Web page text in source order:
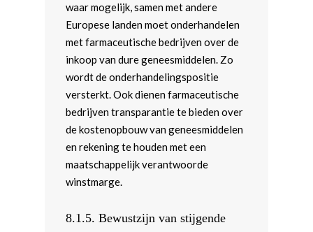
waar mogelijk, samen met andere
Europese landen moet onderhandelen
met farmaceutische bedrijven over de
inkoop van dure geneesmiddelen. Zo
wordt de onderhandelingspositie
versterkt. Ook dienen farmaceutische
bedrijven transparantie te bieden over
de kostenopbouw van geneesmiddelen
en rekening te houden met een
maatschappelijk verantwoorde
winstmarge.
8.1.5.Bewustzijn van stijgende